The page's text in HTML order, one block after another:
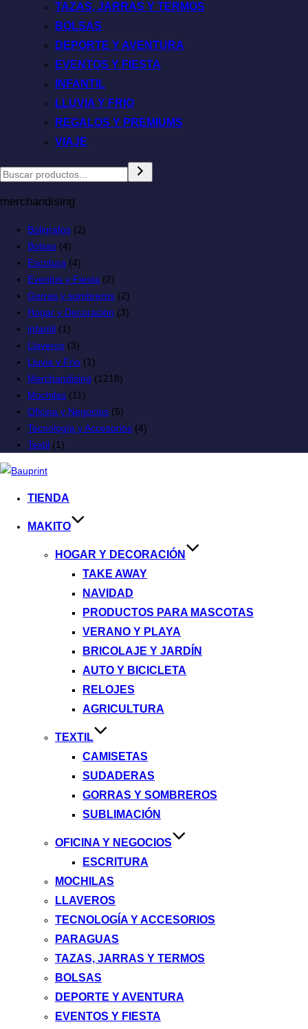
TAZAS, JARRAS Y TERMOS
BOLSAS
DEPORTE Y AVENTURA
EVENTOS Y FIESTA
INFANTIL
LLUVIA Y FRIO
REGALOS Y PREMIUMS
VIAJE
merchandising
Boligrafos (2)
Bolsas (4)
Escritura (4)
Eventos y Fiesta (2)
Gorras y sombreros (2)
Hogar y Decoración (3)
infantil (1)
Llaveros (3)
Lluvia y Frio (1)
Merchandising (1218)
Mochilas (11)
Oficina y Negocios (5)
Tecnología y Accesorios (4)
Textil (1)
TIENDA
MAKITO
HOGAR Y DECORACIÓN
TAKE AWAY
NAVIDAD
PRODUCTOS PARA MASCOTAS
VERANO Y PLAYA
BRICOLAJE Y JARDÍN
AUTO Y BICICLETA
RELOJES
AGRICULTURA
TEXTIL
CAMISETAS
SUDADERAS
GORRAS Y SOMBREROS
SUBLIMACIÓN
OFICINA Y NEGOCIOS
ESCRITURA
MOCHILAS
LLAVEROS
TECNOLOGÍA Y ACCESORIOS
PARAGUAS
TAZAS, JARRAS Y TERMOS
BOLSAS
DEPORTE Y AVENTURA
EVENTOS Y FIESTA